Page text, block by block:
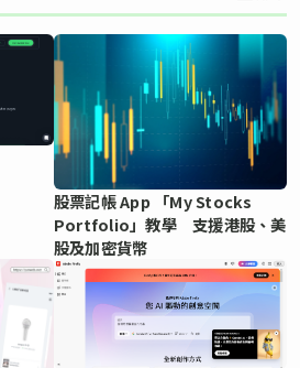
股票記帳 App 「My Stocks
Portfolio」教學 支援港股、美
股及加密貨幣